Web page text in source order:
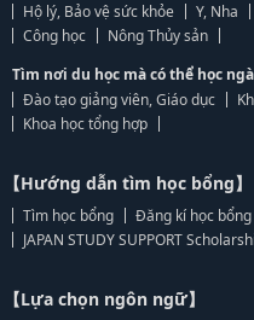
Hộ lý, Bảo vệ sức khỏe
Y, Nha
Công học
Nông Thủy sản
Tìm nơi du học mà có thể học
Đào tạo giảng viên, Giáo dục
Khoa học tổng hợp
【Hướng dẫn tìm học bổng】
Tìm học bổng
Đăng kí học bổng
JAPAN STUDY SUPPORT
【Lựa chọn ngôn ngữ】